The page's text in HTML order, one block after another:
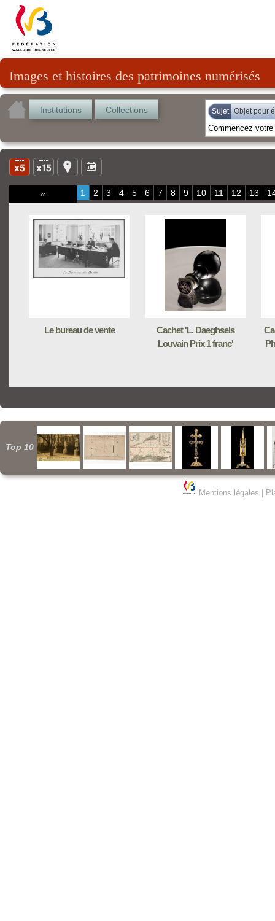
Images et histoires des patrimoines numérisés
Institutions Collections Sujet Objet pour
« 1 2 3 4 5 6 7 8 9 10 11 12 13
Le bureau de vente
Cachet 'L. Daeghsels
Louvain Prix 1 franc'
Top 10
Mentions légales